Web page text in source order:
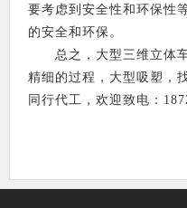
要考虑到安全性和环保性
的安全和环保。
总之，大型三维立体车
精细的过程，大型吸塑，
同行代工，欢迎致电：